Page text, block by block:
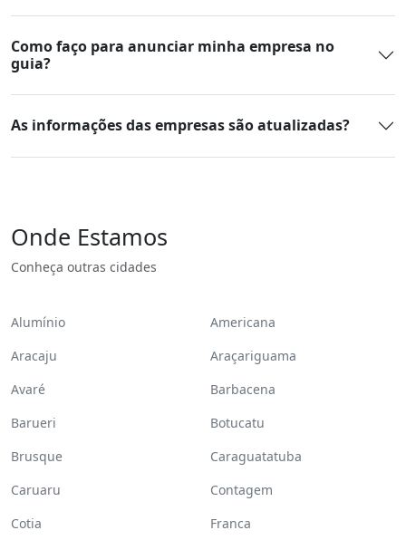
Como faço para anunciar minha empresa no
guia?
As informações das empresas são atualizadas?
Onde Estamos
Conheça outras cidades
Alumínio
Americana
Aracaju
Araçariguama
Avaré
Barbacena
Barueri
Botucatu
Brusque
Caraguatatuba
Caruaru
Contagem
Cotia
Franca